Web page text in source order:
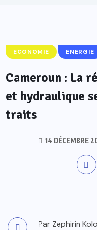
ECONOMIE ENERGIE
Cameroun : La
et hydraulique
traits
14 DÉCEMBRE
Par Zephirin